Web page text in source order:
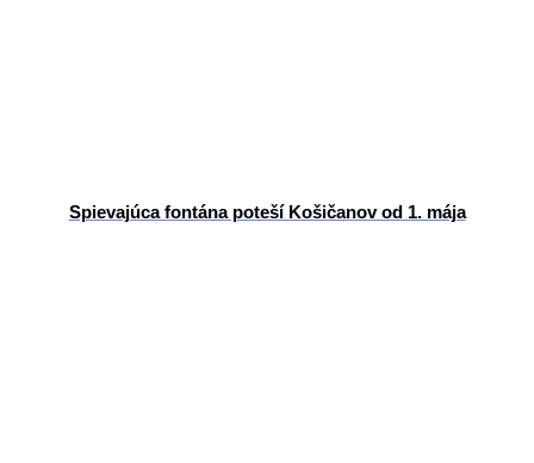
Spievajúca fontána poteší Košičanov od 1. mája